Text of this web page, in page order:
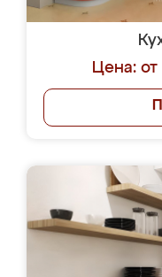
Цена: